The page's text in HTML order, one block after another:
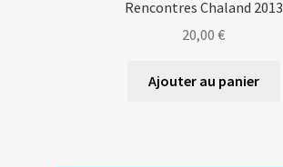
Rencontres Chaland 2013
20,00€
Ajouter au panier